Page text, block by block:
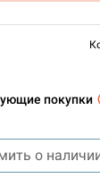
покупки
о